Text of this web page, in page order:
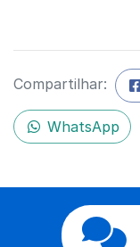
Compartilhar:
WhatsApp